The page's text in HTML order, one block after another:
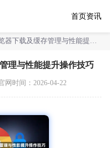
首页资讯
器下载及缓存管理与性能提升
理与性能提升操作技巧
网 时间：2026-04-22